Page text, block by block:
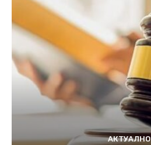
АКТУАЛНО